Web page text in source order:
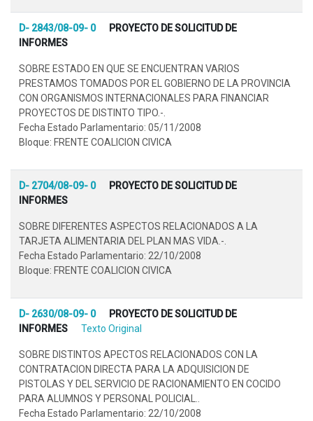
D- 2843/08-09- 0
PROYECTO DE SOLICITUD DE
INFORMES
SOBRE ESTADO EN QUE SE ENCUENTRAN VARIOS
PRESTAMOS TOMADOS POR EL GOBIERNO DE LA PROVINCIA
CON ORGANISMOS INTERNACIONALES PARA FINANCIAR
PROYECTOS DE DISTINTO TIPO.-.
Fecha Estado Parlamentario: 05/11/2008
Bloque: FRENTE COALICION CIVICA
D- 2704/08-09- 0
PROYECTO DE SOLICITUD DE
INFORMES
SOBRE DIFERENTES ASPECTOS RELACIONADOS A LA
TARJETA ALIMENTARIA DEL PLAN MAS VIDA.-.
Fecha Estado Parlamentario: 22/10/2008
Bloque: FRENTE COALICION CIVICA
D- 2630/08-09- 0
PROYECTO DE SOLICITUD DE
INFORMES
Texto Original
SOBRE DISTINTOS APECTOS RELACIONADOS CON LA
CONTRATACION DIRECTA PARA LA ADQUISICION DE
PISTOLAS Y DEL SERVICIO DE RACIONAMIENTO EN COCIDO
PARA ALUMNOS Y PERSONAL POLICIAL..
Fecha Estado Parlamentario: 22/10/2008